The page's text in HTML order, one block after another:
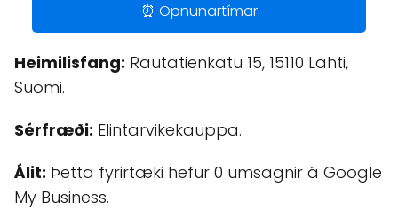
⏰ Opnunartímar
Heimilisfang: Rautatienkatu 15, 15110 Lahti,
Suomi.
Sérfræði: Elintarvikekauppa.
Álit: Þetta fyrirtæki hefur 0 umsagnir á Google
My Business.